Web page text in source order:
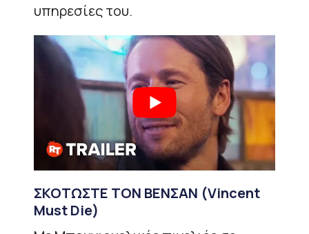
υπηρεσίες του.
ΣΚΟΤΩΣΤΕ ΤΟΝ ΒΕΝΣΑΝ (Vincent
Must Die)